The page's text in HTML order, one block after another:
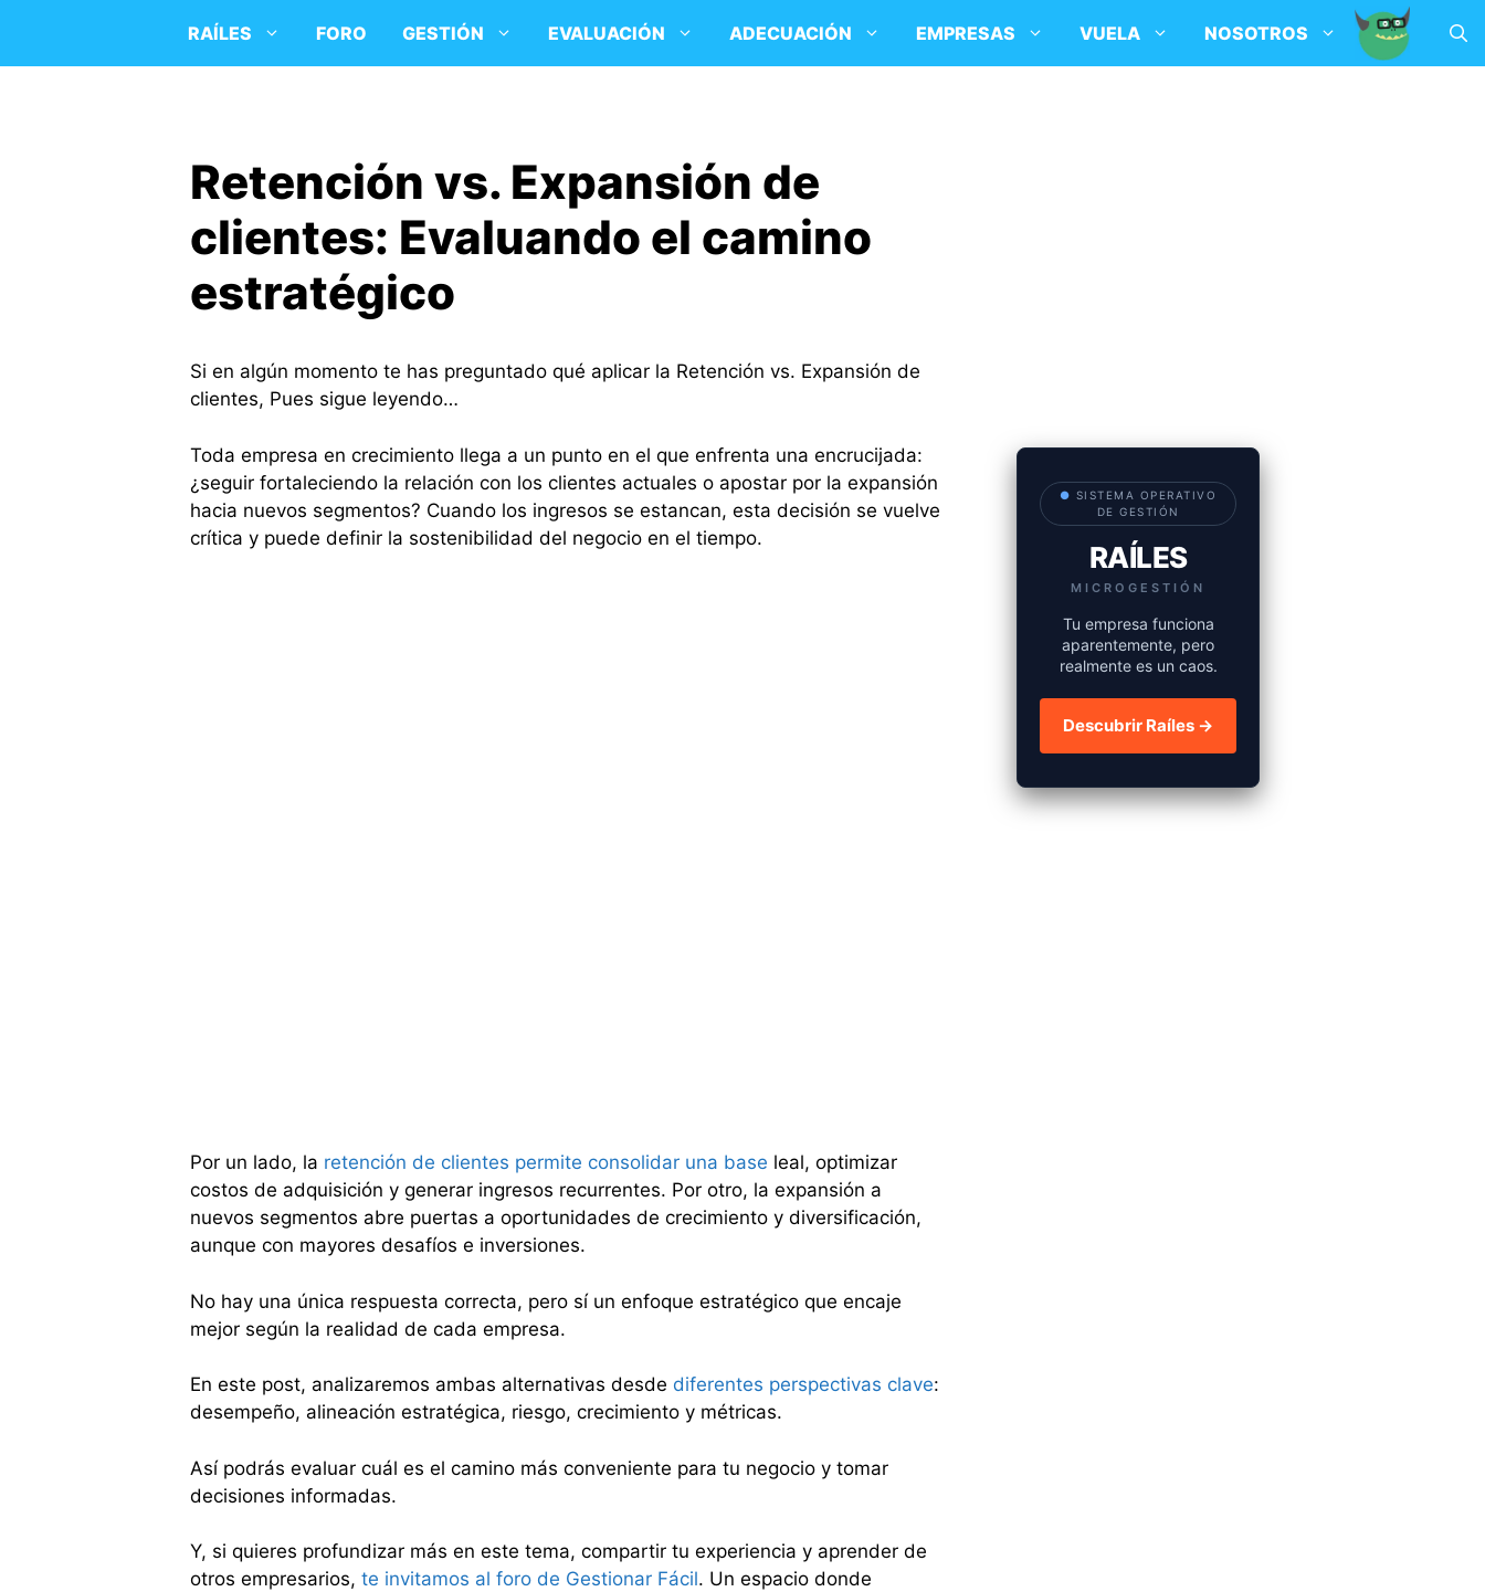
contenido
RAÍLES FORO GESTIÓN EVALUACIÓN ADECUACIÓN EMPRESAS VUELA NOSOTROS
Retención vs. Expansión de
clientes: Evaluando el camino
estratégico
Si en algún momento te has preguntado qué aplicar la Retención vs. Expansión de
clientes, Pues sigue leyendo…
Toda empresa en crecimiento llega a un punto en el que enfrenta una encrucijada:
¿seguir fortaleciendo la relación con los clientes actuales o apostar por la expansión
hacia nuevos segmentos? Cuando los ingresos se estancan, esta decisión se vuelve
crítica y puede definir la sostenibilidad del negocio en el tiempo.
Por un lado, la retención de clientes permite consolidar una base leal, optimizar
costos de adquisición y generar ingresos recurrentes. Por otro, la expansión a
nuevos segmentos abre puertas a oportunidades de crecimiento y diversificación,
aunque con mayores desafíos e inversiones.
No hay una única respuesta correcta, pero sí un enfoque estratégico que encaje
mejor según la realidad de cada empresa.
En este post, analizaremos ambas alternativas desde diferentes perspectivas clave:
desempeño, alineación estratégica, riesgo, crecimiento y métricas.
Así podrás evaluar cuál es el camino más conveniente para tu negocio y tomar
decisiones informadas.
Y, si quieres profundizar más en este tema, compartir tu experiencia y aprender de
otros empresarios, te invitamos al foro de Gestionar Fácil. Un espacio donde
● SISTEMA OPERATIVO
DE GESTIÓN
RAÍLES
MICROGESTIÓN
Tu empresa funciona
aparentemente, pero
realmente es un caos.
Descubrir Raíles →